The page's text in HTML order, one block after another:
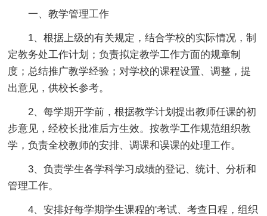
一、教学管理工作
1、根据上级的有关规定，结合学校的实际情况，制
定教务处工作计划；负责拟定教学工作方面的规章制
度；总结推广教学经验；对学校的课程设置、调整，提
出意见，供校长参考。
2、每学期开学前，根据教学计划提出教师任课的初
步意见，经校长批准后方生效。按教学工作规范组织教
学，负责全校教师的安排、调课和误课的处理工作。
3、负责学生各学科学习成绩的登记、统计、分析和
管理工作。
4、安排好每学期学生课程的'考试、考查日程，组织